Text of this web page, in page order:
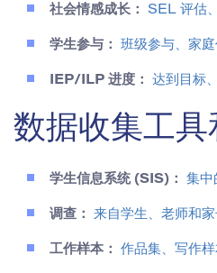
社会情感成长： SEL 评估
学生参与： 班级参与、家庭
IEP/ILP 进度： 达到目标
数据收集工具
学生信息系统 (SIS)： 集中
调查： 来自学生、老师和家
工作样本： 作品集、写作样